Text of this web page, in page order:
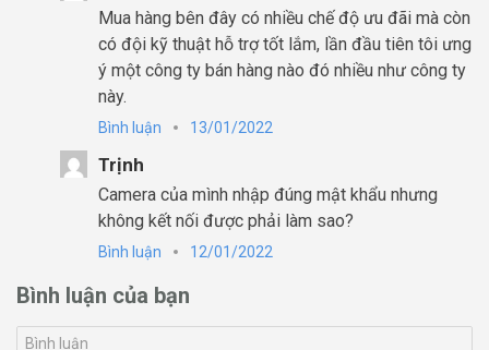
Mua hàng bên đây có nhiều chế độ ưu đãi mà còn
có đội kỹ thuật hỗ trợ tốt lắm, lần đầu tiên tôi ưng
ý một công ty bán hàng nào đó nhiều như công ty
này.
Bình luận 13/01/2022
Trịnh
Camera của mình nhập đúng mật khẩu nhưng
không kết nối được phải làm sao?
Bình luận 12/01/2022
Bình luận của bạn